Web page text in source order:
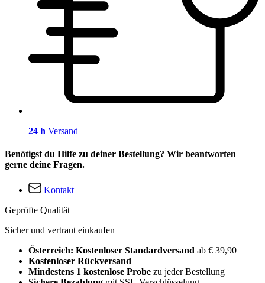
24 h Versand
Benötigst du Hilfe zu deiner Bestellung? Wir beantworten
gerne deine Fragen.
Kontakt
Geprüfte Qualität
Sicher und vertraut einkaufen
Österreich: Kostenloser Standardversand ab € 39,90
Kostenloser Rückversand
Mindestens 1 kostenlose Probe zu jeder Bestellung